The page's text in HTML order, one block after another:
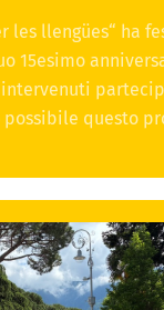
les llengües“ ha
15esimo
intervenuti
possibile questo